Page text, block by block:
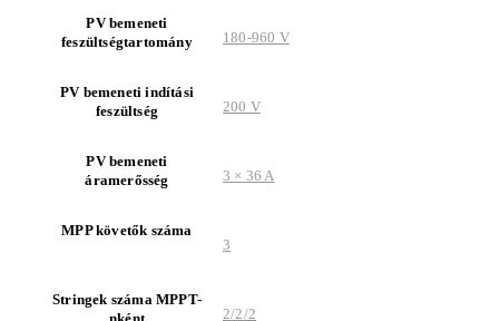
PV bemeneti
feszültségtartomány
180-960 V
PV bemeneti indítási
feszültség
200 V
PV bemeneti
áramerősség
3 × 36 A
MPP követők száma
3
Stringek száma MPPT-
2/2/2